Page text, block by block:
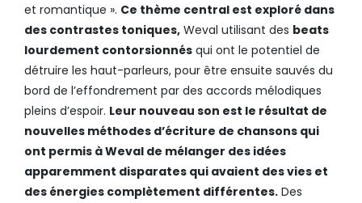
et romantique ». Ce thème central est exploré dans
des contrastes toniques, Weval utilisant des beats
lourdement contorsionnés qui ont le potentiel de
détruire les haut-parleurs, pour être ensuite sauvés du
bord de l’effondrement par des accords mélodiques
pleins d’espoir. Leur nouveau son est le résultat de
nouvelles méthodes d’écriture de chansons qui
ont permis à Weval de mélanger des idées
apparemment disparates qui avaient des vies et
des énergies complètement différentes. Des